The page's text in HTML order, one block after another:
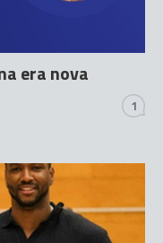
era nova
1